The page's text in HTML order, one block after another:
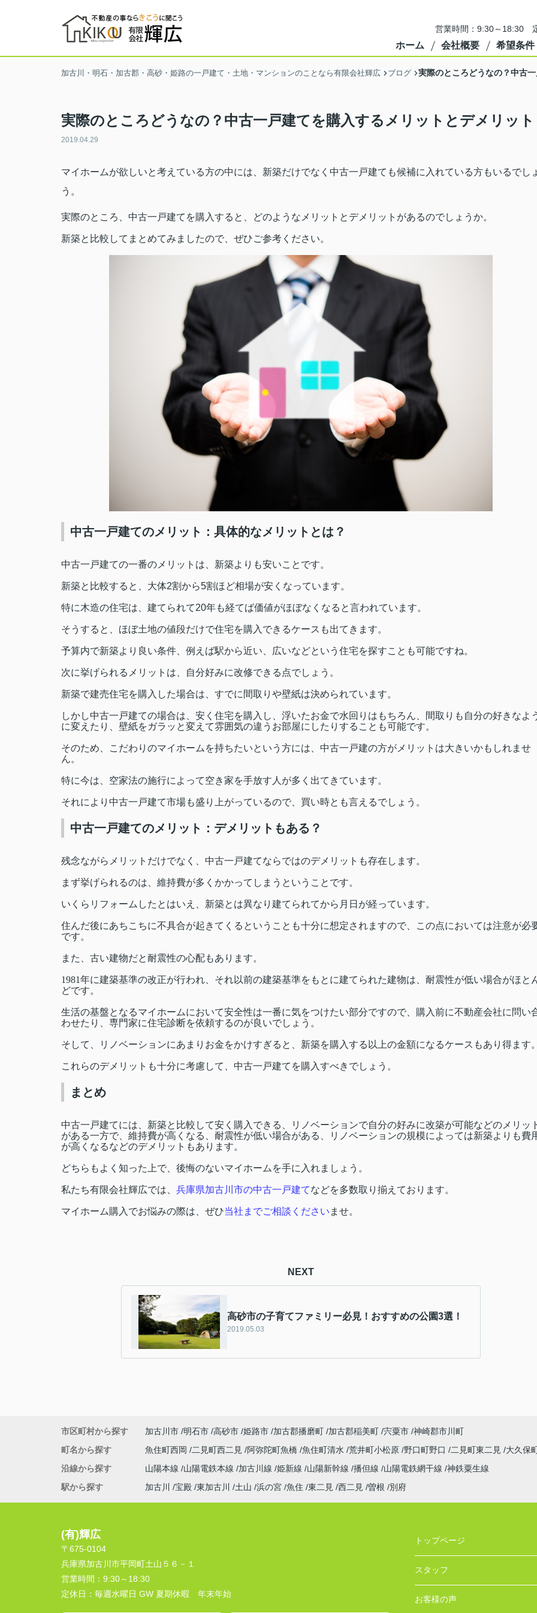
営業時間：9:30～18:30
ホーム 会社概要 希望条件
加古川・明石・加古郡・高砂・姫路の一戸建て・土地・マンションのことなら有限会社輝広 ブログ 実際のところどうなの？中古
実際のところどうなの？中古一戸建てを購入するメリットとデメリット
2019.04.29
マイホームが欲しいと考えている方の中には、新築だけでなく中古一戸建ても候補に入れている方もいるでし
う。
実際のところ、中古一戸建てを購入すると、どのようなメリットとデメリットがあるのでしょうか。
新築と比較してまとめてみましたので、ぜひご参考ください。
中古一戸建てのメリット：具体的なメリットとは？
中古一戸建ての一番のメリットは、新築よりも安いことです。
新築と比較すると、大体2割から5割ほど相場が安くなっています。
特に木造の住宅は、建てられて20年も経てば価値がほぼなくなると言われています。
そうすると、ほぼ土地の値段だけで住宅を購入できるケースも出てきます。
予算内で新築より良い条件、例えば駅から近い、広いなどという住宅を探すことも可能ですね。
次に挙げられるメリットは、自分好みに改修できる点でしょう。
新築で建売住宅を購入した場合は、すでに間取りや壁紙は決められています。
しかし中古一戸建ての場合は、安く住宅を購入し、浮いたお金で水回りはもちろん、間取りも自分の好きなよ
に変えたり、壁紙をガラッと変えて雰囲気の違うお部屋にしたりすることも可能です。
そのため、こだわりのマイホームを持ちたいという方には、中古一戸建の方がメリットは大きいかもしれませ
ん。
特に今は、空家法の施行によって空き家を手放す人が多く出てきています。
それにより中古一戸建て市場も盛り上がっているので、買い時とも言えるでしょう。
中古一戸建てのメリット：デメリットもある？
残念ながらメリットだけでなく、中古一戸建てならではのデメリットも存在します。
まず挙げられるのは、維持費が多くかかってしまうということです。
いくらリフォームしたとはいえ、新築とは異なり建てられてから月日が経っています。
住んだ後にあちこちに不具合が起きてくるということも十分に想定されますので、この点においては注意が必
です。
また、古い建物だと耐震性の心配もあります。
1981年に建築基準の改正が行われ、それ以前の建築基準をもとに建てられた建物は、耐震性が低い場合がほと
どです。
生活の基盤となるマイホームにおいて安全性は一番に気をつけたい部分ですので、購入前に不動産会社に問い
わせたり、専門家に住宅診断を依頼するのが良いでしょう。
そして、リノベーションにあまりお金をかけすぎると、新築を購入する以上の金額になるケースもあり得ます
これらのデメリットも十分に考慮して、中古一戸建てを購入すべきでしょう。
まとめ
中古一戸建てには、新築と比較して安く購入できる、リノベーションで自分の好みに改築が可能などのメリッ
がある一方で、維持費が高くなる、耐震性が低い場合がある、リノベーションの規模によっては新築よりも費
が高くなるなどのデメリットもあります。
どちらもよく知った上で、後悔のないマイホームを手に入れましょう。
私たち有限会社輝広では、 兵庫県加古川市の中古一戸建てなどを多数取り揃えております。
マイホーム購入でお悩みの際は、ぜひ当社までご相談ください ませ。
NEXT
高砂市の子育てファミリー必見！おすすめの公園3選！
2019.05.03
市区町村から探す 加古川市 明石市 高砂市 姫路市 加古郡播磨町 加古郡稲美町 宍粟市 神崎郡市川町
町名から探す
魚住町西岡 二見町西二見 阿弥陀町魚橋 魚住町清水 荒井町小松原 野口町野口 二見町東二見
大久保
沿線から探す
山陽本線 山陽電鉄本線 加古川線 姫新線 山陽新幹線 播但線 山陽電鉄網干線 神鉄粟生線
駅から探す
加古川 宝殿 東加古川 土山 浜の宮 魚住 東二見 西二見 曽根 別府
(有)輝広
〒675-0104
兵庫県加古川市平岡町土山５６－１
営業時間： 9:30～18:30
定休日： 毎週水曜日 GW 夏期休暇 年末年始
トップページ
スタッフ
お客様の声